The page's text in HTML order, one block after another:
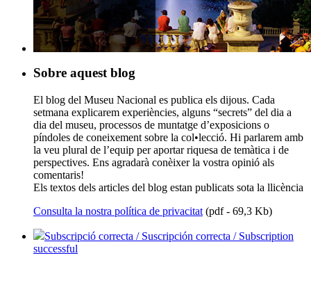
Sobre aquest blog
El blog del Museu Nacional es publica els dijous. Cada
setmana explicarem experiències, alguns “secrets” del dia a
dia del museu, processos de muntatge d’exposicions o
píndoles de coneixement sobre la col•lecció. Hi parlarem amb
la veu plural de l’equip per aportar riquesa de temàtica i de
perspectives. Ens agradarà conèixer la vostra opinió als
comentaris!
Els textos dels articles del blog estan publicats sota la llicència
Consulta la nostra política de privacitat (pdf - 69,3 Kb)
Subscripció correcta / Suscripción correcta / Subscription
successful